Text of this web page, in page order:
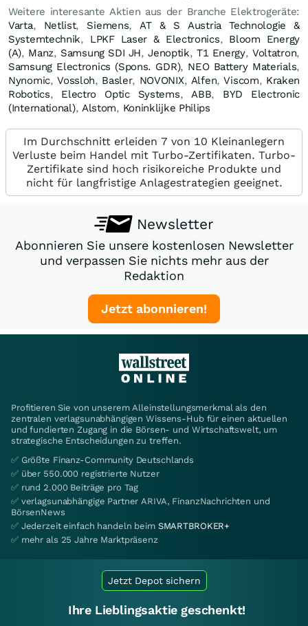
Weitere interesante Aktien aus der Branche Elektrogeräte:
Varta, Netlist, Siemens,AT & S Austria Technologie &
Systemtechnik, LPKF Laser & Electronics, Bloom Energy
(A), Manz, Samsung SDI JH,Jenoptik, T1 Energy, Voltatron,
Samsung Electronics (Spons. GDR), NEO Battery Materials,
Nynomic,Vossloh, Basler, NOVONIX, Alfen,Viscom, Kraken
Robotics, Electro Optic Systems,ABB, BYD Electronic
(International), Alstom, Koninklijke Philips
Im Durchschnitt erleiden 7 von 10 Kleinanlegern
Verluste beim Handel mit Turbo-Zertifikaten. Turbo-
Zertifikate sind hoch risikoreiche Produkte und
nicht für langfristige Anlagestrategien geeignet.
Newsletter
Abonnieren Sie unsere kostenlosen Newsletter
und verpassen Sie nichts mehr aus der
Redaktion
Jetzt abonnieren!
Profitieren Sie von unserem Alleinstellungsmerkmal als den
zentralen verlagsunabhängigen Wissens-Hub für einen aktuellen
und fundierten Zugang in die Börsen- und Wirtschaftswelt, um
strategische Entscheidungen zu treffen.
✅ Größte Finanz-Community Deutschlands
✅ über 550.000 registrierte Nutzer
✅ rund 2.000 Beiträge pro Tag
✅ verlagsunabhängige Partner ARIVA, FinanzNachrichten und
BörsenNews
✅ Jederzeit einfach handeln beim SMARTBROKER+
✅ mehr als 25 Jahre Marktpräsenz
Jetzt Depot sichern
Ihre Lieblingsaktie geschenkt!